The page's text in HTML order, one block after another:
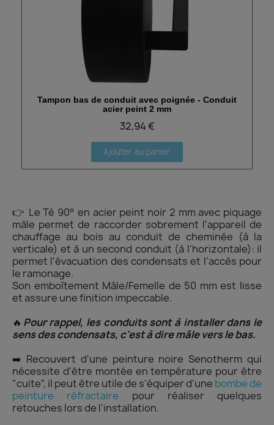
Aperçu rapide
Tampon bas de conduit avec poignée - Conduit
acier peint 2 mm
32,94 €
Ajouter au panier
👉 Le Té 90° en acier peint noir 2 mm avec piquage
mâle permet de raccorder sobrement l'appareil de
chauffage au bois au conduit de cheminée (à la
verticale) et à un second conduit (à l'horizontale): il
permet l'évacuation des condensats et l'accès pour
le ramonage.
Son emboîtement Mâle/Femelle de 50 mm est lisse
et assure une finition impeccable.
🔥 Pour rappel, les conduits sont à installer dans le
sens des condensats, c'est à dire mâle vers le bas.
➡️ Recouvert d'une peinture noire Senotherm qui
nécessite d'être montée en température pour être
"cuite", il peut être utile de s'équiper d'une bombe de
peinture réfractaire pour réaliser quelques
retouches lors de l'installation.